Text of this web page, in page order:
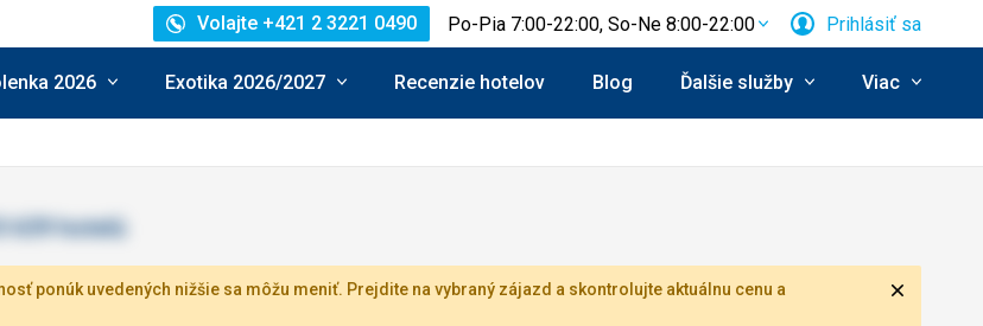
Volajte +421 2 3221 0490 Po-Pia 7:00-22:00, So-Ne 8:00-22:00 Prihlásiť sa
2026 Exotika 2026/2027 Recenzie hotelov Blog Ďalšie služby Viac
ponúk uvedených nižšie sa môžu meniť. Prejdite na vybraný zájazd a skontrolujte aktuálnu cenu a